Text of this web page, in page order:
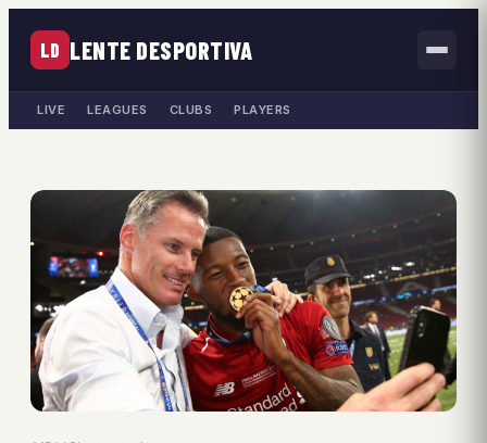
LD LENTE DESPORTIVA
LIVE LEAGUES CLUBS PLAYERS